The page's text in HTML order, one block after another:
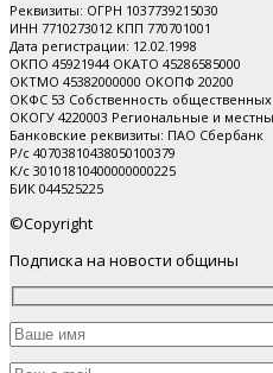
Реквизиты: ОГРН 1037739215030
ИНН 7710273012 КПП 770701001
Дата регистрации: 12.02.1998
ОКПО 45921944 ОКАТО 45286585000
ОКТМО 45382000000 ОКОПФ 20200
ОКФС 53 Собственность
ОКОГУ 4220003 Региональные и
Банковские реквизиты: ПАО Cбербанк
Р/с 40703810438050100379
К/с 30101810400000000225
БИК 044525225
©Copyright
Подписка на новости общины